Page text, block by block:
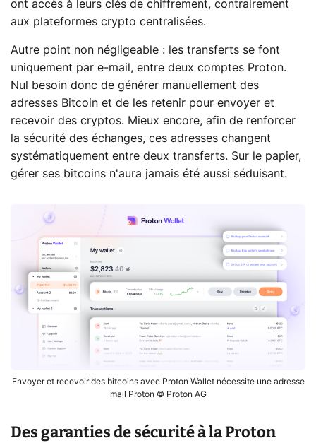
ont accès à leurs clés de chiffrement, contrairement
aux plateformes crypto centralisées.
Autre point non négligeable : les transferts se font
uniquement par e-mail, entre deux comptes Proton.
Nul besoin donc de générer manuellement des
adresses Bitcoin et de les retenir pour envoyer et
recevoir des cryptos. Mieux encore, afin de renforcer
la sécurité des échanges, ces adresses changent
systématiquement entre deux transferts. Sur le papier,
gérer ses bitcoins n'aura jamais été aussi séduisant.
Envoyer et recevoir des bitcoins avec Proton Wallet nécessite une adresse
mail Proton © Proton AG
Des garanties de sécurité à la Proton